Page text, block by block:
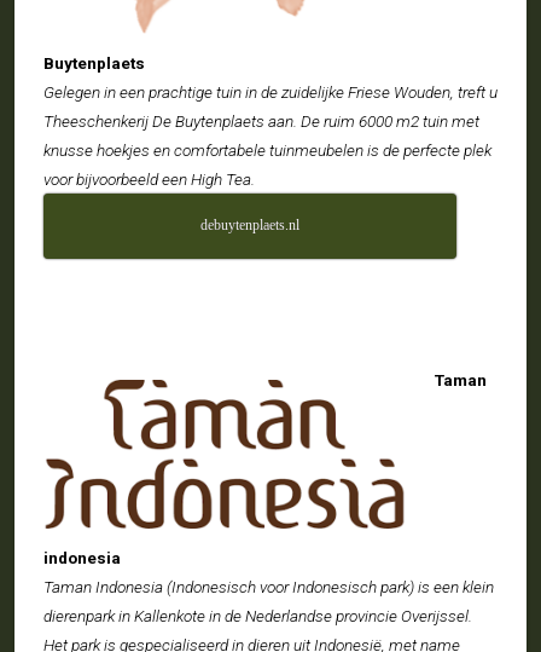
Buytenplaets
Gelegen in een prachtige tuin in de zuidelijke Friese Wouden, treft u
Theeschenkerij De Buytenplaets aan. De ruim 6000 m2 tuin met
knusse hoekjes en comfortabele tuinmeubelen is de perfecte plek
voor bijvoorbeeld een High Tea.
debuytenplaets.nl
Taman
indonesia
Taman Indonesia (Indonesisch voor Indonesisch park) is een klein
dierenpark in Kallenkote in de Nederlandse provincie Overijssel.
Het park is gespecialiseerd in dieren uit Indonesië, met name